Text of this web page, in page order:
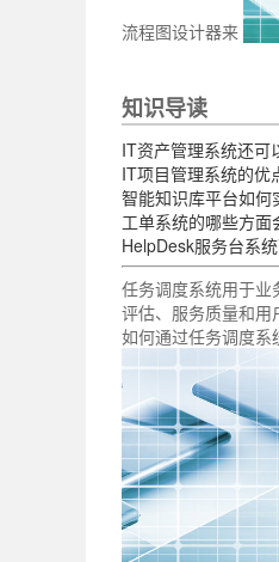
流程图设计器来
知识导读
IT资产管理系统还可
IT项目管理系统的优
智能知识库平台如何
工单系统的哪些方面
HelpDesk服务台系
任务调度系统用于
评估、服务质量和用
如何通过任务调度系